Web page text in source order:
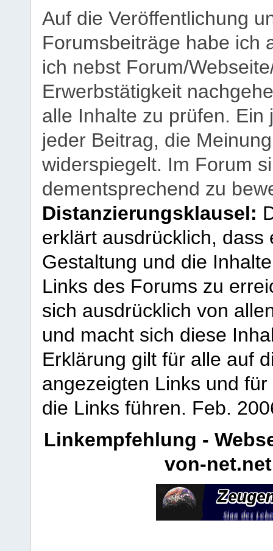
Auf die Veröffentlichung
Forumsbeiträge habe ich
ich nebst Forum/
Erwerbstätigkeit
alle Inhalte zu prüfen.
jeder Beitrag, die
widerspiegelt. Im Forum
dementsprechend zu
Distanzierungsklausel:
erklärt ausdrücklich,
Gestaltung und die
Links des Forums zu
sich ausdrücklich von
und macht sich diese
Erklärung gilt für alle auf
angezeigten Links und
die Links führen. Feb.
Linkempfehlung -
von-net.net